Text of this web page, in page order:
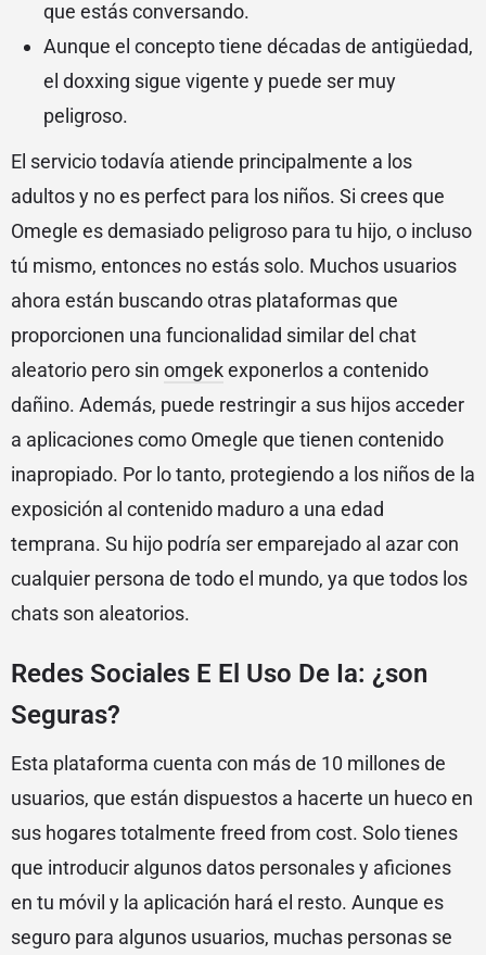
que estás conversando.
Aunque el concepto tiene décadas de antigüedad,
el doxxing sigue vigente y puede ser muy
peligroso.
El servicio todavía atiende principalmente a los
adultos y no es perfect para los niños. Si crees que
Omegle es demasiado peligroso para tu hijo, o incluso
tú mismo, entonces no estás solo. Muchos usuarios
ahora están buscando otras plataformas que
proporcionen una funcionalidad similar del chat
aleatorio pero sin omgekexponerlos a contenido
dañino. Además, puede restringir a sus hijos acceder
a aplicaciones como Omegle que tienen contenido
inapropiado. Por lo tanto, protegiendo a los niños de la
exposición al contenido maduro a una edad
temprana. Su hijo podría ser emparejado al azar con
cualquier persona de todo el mundo, ya que todos los
chats son aleatorios.
Redes Sociales E El Uso De Ia: ¿son
Seguras?
Esta plataforma cuenta con más de 10 millones de
usuarios, que están dispuestos a hacerte un hueco en
sus hogares totalmente freed from cost. Solo tienes
que introducir algunos datos personales y aficiones
en tu móvil y la aplicación hará el resto. Aunque es
seguro para algunos usuarios, muchas personas se